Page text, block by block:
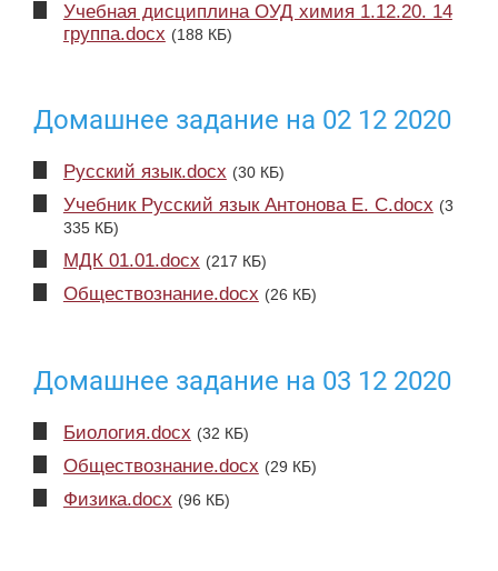
Учебная дисциплина ОУД химия 1.12.20. 14
группа.docx (188 КБ)
Домашнее задание на 02 12 2020
Русский язык.docx (30 КБ)
Учебник Русский язык Антонова Е. С.docx (3
335 КБ)
МДК 01.01.docx (217 КБ)
Обществознание.docx (26 КБ)
Домашнее задание на 03 12 2020
Биология.docx (32 КБ)
Обществознание.docx (29 КБ)
Физика.docx (96 КБ)